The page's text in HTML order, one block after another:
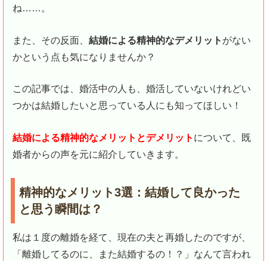
ね……。
また、その反面、 結婚による精神的なデメリット がない
かという点も気になりませんか？
この記事では、婚活中の人も、婚活していないけれどい
つかは結婚したいと思っている人にも知ってほしい！
結婚による精神的なメリットとデメリット について、既
婚者からの声を元に紹介していきます。
精神的なメリット3選：結婚して良かった
と思う瞬間は？
私は１度の離婚を経て、現在の夫と再婚したのですが、
「離婚してるのに、また結婚するの！？」なんて言われ